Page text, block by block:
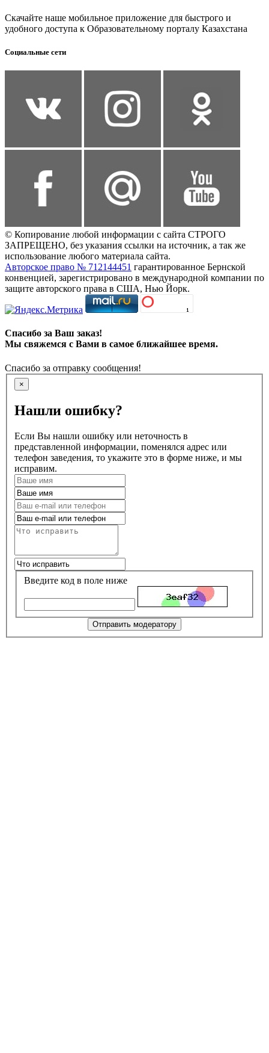
Скачайте наше мобильное приложение для быстрого и
удобного доступа к Образовательному порталу Казахстана
Социальные сети
© Копирование любой информации с сайта СТРОГО
ЗАПРЕЩЕНО, без указания ссылки на источник, а так же
использование любого материала сайта.
Авторское право № 712144451 гарантированное Бернской
конвенцией, зарегистрировано в международной компании по
защите авторского права в США, Нью Йорк.
Спасибо за Ваш заказ!
Мы свяжемся с Вами в самое ближайшее время.
Спасибо за отправку сообщения!
×
Нашли ошибку?
Если Вы нашли ошибку или неточность в
представленной информации, поменялся адрес или
телефон заведения, то укажите это в форме ниже, и мы
исправим.
Введите код в поле ниже
Отправить модератору